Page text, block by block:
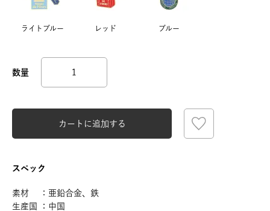
ライトブルー レッド ブルー
カートに追加する
スペック
素材 ：亜鉛合金、鉄
生産国 ：中国